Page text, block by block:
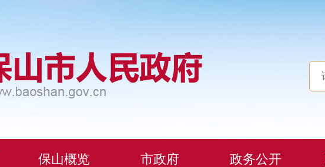
保山概览 市政府 政务公开